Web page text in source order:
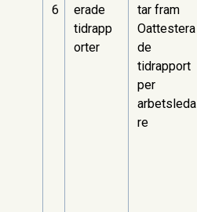
6
erade
tidrapp
orter
tar fram
Oattestera
de
tidrapport
per
arbetsleda
re